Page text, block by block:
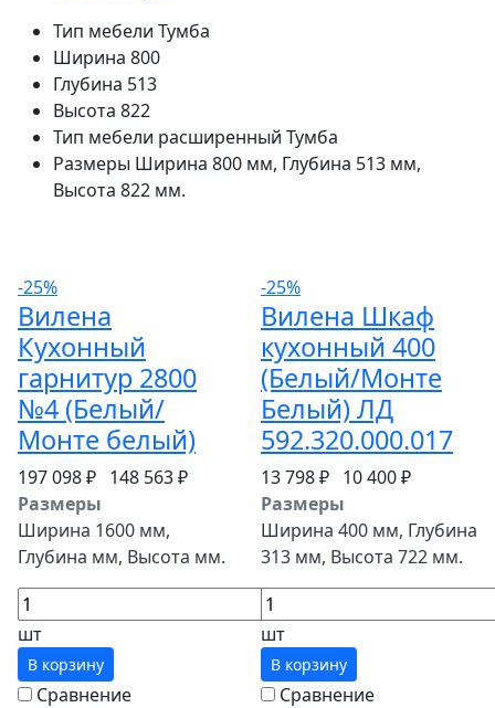
Тип мебели Тумба
Ширина 800
Глубина 513
Высота 822
Тип мебели расширенный Тумба
Размеры Ширина 800 мм, Глубина 513 мм,
Высота 822 мм.
-25%
Вилена
Кухонный
гарнитур 2800
№4 (Белый/
Монте белый)
197 098 ₽ 148 563 ₽
Размеры
Ширина 1600 мм,
Глубина мм, Высота мм.
шт
В корзину
Сравнение
-25%
Вилена Шкаф
кухонный 400
(Белый/Монте
Белый) ЛД
592.320.000.017
13 798 ₽ 10 400 ₽
Размеры
Ширина 400 мм, Глубина
313 мм, Высота 722 мм.
шт
В корзину
Сравнение